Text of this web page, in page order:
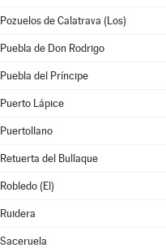
Pozuelos de Calatrava (Los)
Puebla de Don Rodrigo
Puebla del Príncipe
Puerto Lápice
Puertollano
Retuerta del Bullaque
Robledo (El)
Ruidera
Saceruela